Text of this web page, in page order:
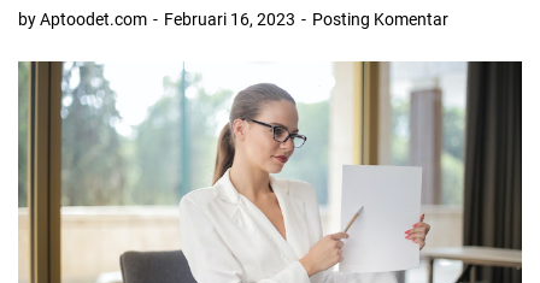
by Aptoodet.com Februari 16, 2023 Posting Komentar